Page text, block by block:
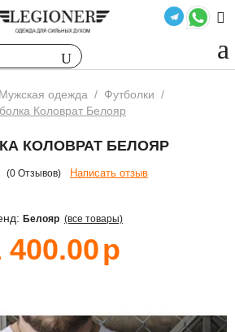
Мужская одежда / Футболки /
Коловрат Белояр
КОЛОВРАТ БЕЛОЯР
(0 Отзывов) Написать отзыв
Белояр (все товары)
400.00р